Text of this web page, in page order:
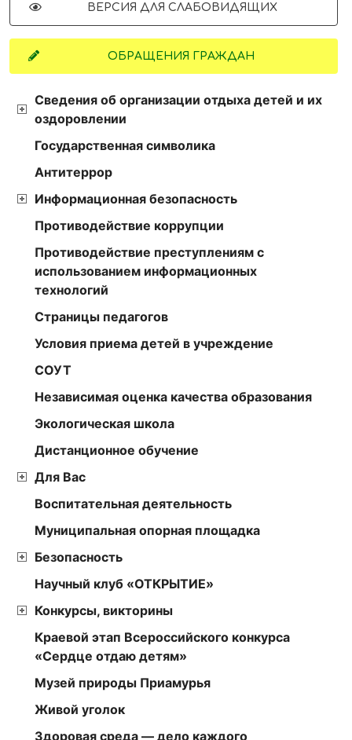
ВЕРСИЯ ДЛЯ СЛАБОВИДЯЩИХ
ОБРАЩЕНИЯ ГРАЖДАН
Сведения об организации отдыха детей и их
оздоровлении
Государственная символика
Антитеррор
Информационная безопасность
Противодействие коррупции
Противодействие преступлениям с
использованием информационных
технологий
Страницы педагогов
Условия приема детей в учреждение
СОУТ
Независимая оценка качества образования
Экологическая школа
Дистанционное обучение
Для Вас
Воспитательная деятельность
Муниципальная опорная площадка
Безопасность
Научный клуб «ОТКРЫТИЕ»
Конкурсы, викторины
Краевой этап Всероссийского конкурса
«Сердце отдаю детям»
Музей природы Приамурья
Живой уголок
Здоровая среда — дело каждого